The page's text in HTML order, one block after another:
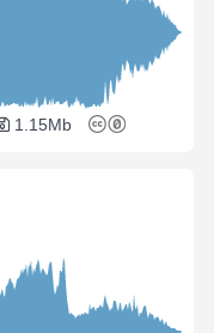
1.15Mb